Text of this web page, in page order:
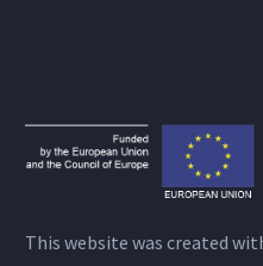
This website was created